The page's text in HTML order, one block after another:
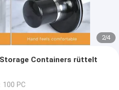
2/4
Storage Containers rüttelt
100 PC